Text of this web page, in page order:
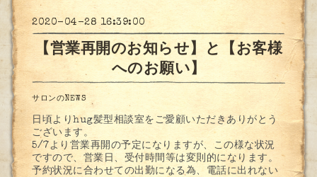
2020-04-28 16:39:00
【営業再開のお知らせ】と【お客様
へのお願い】
サロンのNEWS
日頃よりhug髪型相談室をご愛顧いただきありがとう
ございます。
5/7より営業再開の予定になりますが、この様な状況
ですので、営業日、受付時間等は変則的になります。
予約状況に合わせての出勤になる為、電話に出れない